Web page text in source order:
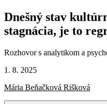
Dnešný stav
stagnácia, je to
Rozhovor s analytikom a
1. 8. 2025
Mária Beňačková Rišková